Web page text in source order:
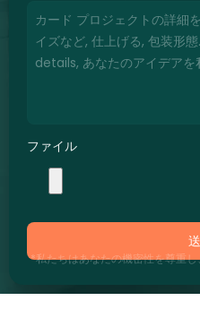
ファイル
*私たちはあなたの機密性を尊重